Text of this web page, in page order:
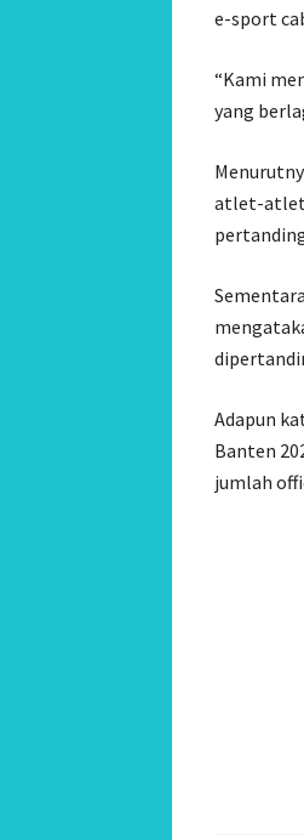
e-sport
“Kami
yang
atlet-atlet
Adapun
Banten
jumlah